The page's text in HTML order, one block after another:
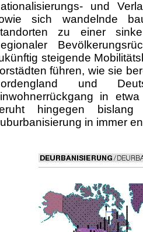
und
sich wandelnde
zu einer
steigende
führen, wie sie
und
in
hingegen bislang
in immer